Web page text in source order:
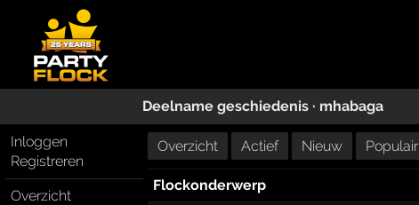
Deelname geschiedenis · mhabaga
Inloggen
Registreren
Overzicht
Overzicht Actief Nieuw Populair
Flockonderwerp